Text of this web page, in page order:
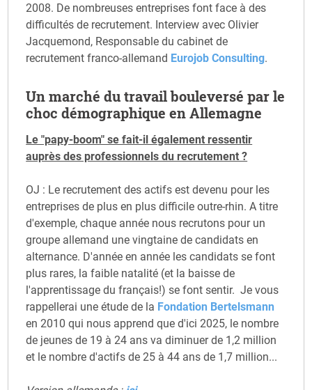
2008. De nombreuses entreprises font face à des
difficultés de recrutement. Interview avec Olivier
Jacquemond, Responsable du cabinet de
recrutement franco-allemand Eurojob Consulting.
Un marché du travail bouleversé par le
choc démographique en Allemagne
Le "papy-boom" se fait-il également ressentir
auprès des professionnels du recrutement ?
OJ : Le recrutement des actifs est devenu pour les
entreprises de plus en plus difficile outre-rhin. A titre
d'exemple, chaque année nous recrutons pour un
groupe allemand une vingtaine de candidats en
alternance. D'année en année les candidats se font
plus rares, la faible natalité (et la baisse de
l'apprentissage du français!) se font sentir. Je vous
rappellerai une étude de la Fondation Bertelsmann
en 2010 qui nous apprend que d'ici 2025, le nombre
de jeunes de 19 à 24 ans va diminuer de 1,2 million
et le nombre d'actifs de 25 à 44 ans de 1,7 million...